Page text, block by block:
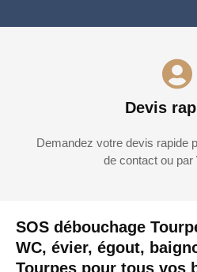
SOS débouchage
WC, évier, égout,
Tourpes pour tous vos
Devis
Demandez votre devis rapide
de contact ou par